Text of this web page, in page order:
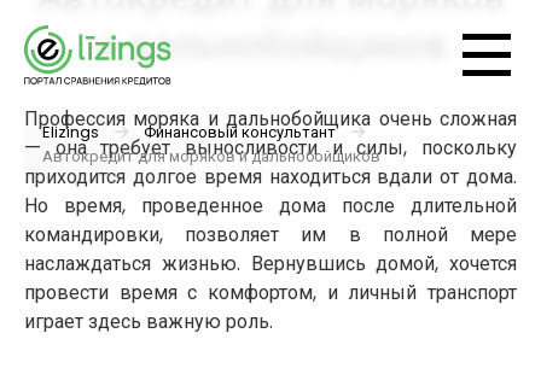
Elizings
Финансовый консультант
Автокредит для моряков и дальнобойщиков
и дальнобойщиков
Профессия моряка и дальнобойщика очень сложная
— она требует выносливости и силы, поскольку
приходится долгое время находиться вдали от дома.
Но время, проведенное дома после длительной
командировки, позволяет им в полной мере
наслаждаться жизнью. Вернувшись домой, хочется
провести время с комфортом, и личный транспорт
играет здесь важную роль.